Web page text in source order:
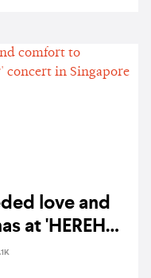
love and
at 'HEREH
Singapore —